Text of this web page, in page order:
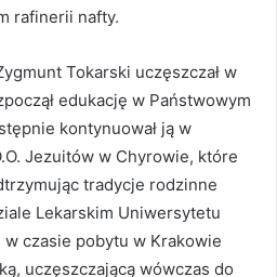
rafinerii nafty.
Tokarski uczęszczał w
edukację w Państwowym
kontynuował ją w
Jezuitów w Chyrowie, które
tradycje rodzinne
Lekarskim Uniwersytetu
czasie pobytu w Krakowie
uczęszczającą wówczas do